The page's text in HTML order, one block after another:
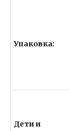
Упаковка:
Дети и